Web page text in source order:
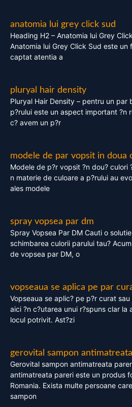
anatomia lui grey click sud
Heading H2 – Anatomia lui Grey
Anatomia lui Grey Click Sud este un
captat atentia a
pluryal hair density
Pluryal Hair Density – pentru un par
p?rului este un aspect important ?n
c? avem un p?r
modele de par vopsit in doua
Modele de p?r vopsit ?n dou? culori
n materie de culoare a p?rului au
ales modele
spray vopsea par dm
Spray Vopsea Par DM Cauti o
schimbarea culorii parului tau?
de vopsea par DM, o
vopseaua se aplica pe par
Vopseaua se aplic? pe p?r curat
aici ?n c?utarea unui r?spuns clar la
locul potrivit. Ast?zi
gerovital sampon
Gerovital sampon antimatreata
antimatreata pareri este un produs
Romania. Exista multe persoane
sampon